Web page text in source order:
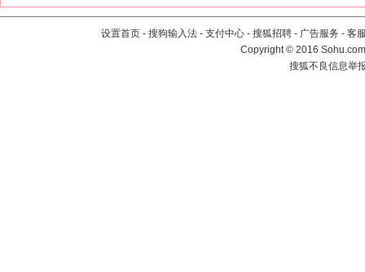
设置首页 - 搜狗输入法 - 支付中心 - 搜狐招聘 - 广告服务 - 客
Copyright©2016
搜狐不良信息举